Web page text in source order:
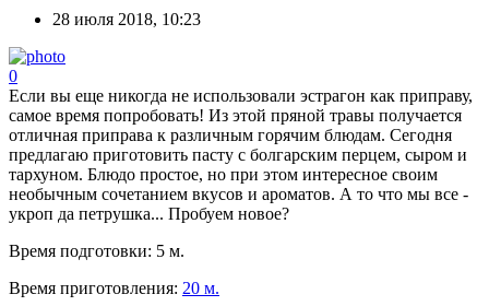
28 июля 2018, 10:23
0
Если вы еще никогда не использовали эстрагон как приправу,
самое время попробовать! Из этой пряной травы получается
отличная приправа к различным горячим блюдам. Сегодня
предлагаю приготовить пасту с болгарским перцем, сыром и
тархуном. Блюдо простое, но при этом интересное своим
необычным сочетанием вкусов и ароматов. А то что мы все -
укроп да петрушка... Пробуем новое?
Время подготовки: 5 м.
Время приготовления: 20 м.